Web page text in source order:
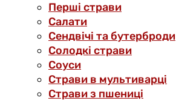
Перші страви
Салати
Сендвічі та бутерброди
Солодкі страви
Соуси
Страви в мультиварці
Страви з пшениці